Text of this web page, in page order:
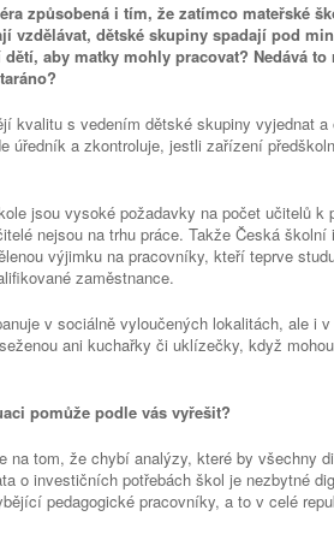
způsobená i tím, že zatímco mateřské
vzdělávat, dětské skupiny spadají pod
aby matky mohly pracovat? Nedává
kvalitu s vedením dětské skupiny vyjednat
úředník a zkontroluje, jestli zařízení
jsou vysoké požadavky na počet učitelů k
nejsou na trhu práce. Takže Česká
výjimku na pracovníky, kteří teprve
zaměstnance.
v sociálně vyloučených lokalitách, ale i
ani kuchařky či uklízečky, když
pomůže podle vás vyřešit?
na tom, že chybí analýzy, které by všechny
o investičních potřebách škol je nezbytné
pedagogické pracovníky, a to v celé